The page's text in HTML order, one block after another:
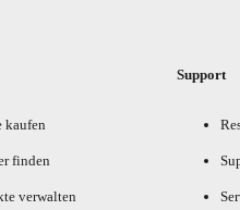
kaufen
finden
verwalten
Support